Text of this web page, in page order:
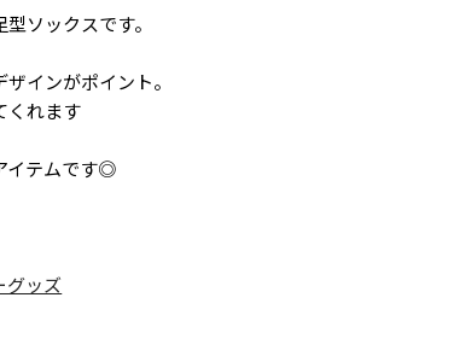
ソックスです。
インがポイント。
くれます
イテムです◎
グッズ